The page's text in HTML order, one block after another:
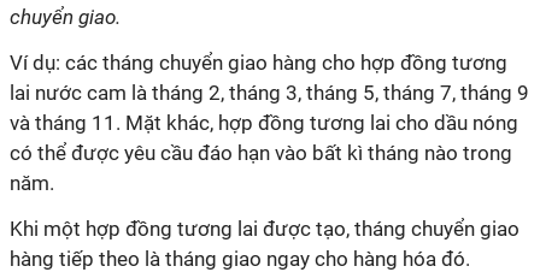
chuyển giao.
Ví dụ: các tháng chuyển giao hàng cho hợp đồng tương
lai nước cam là tháng 2, tháng 3, tháng 5, tháng 7, tháng 9
và tháng 11. Mặt khác, hợp đồng tương lai cho dầu nóng
có thể được yêu cầu đáo hạn vào bất kì tháng nào trong
năm.
Khi một hợp đồng tương lai được tạo, tháng chuyển giao
hàng tiếp theo là tháng giao ngay cho hàng hóa đó.